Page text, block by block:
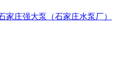
家庄强大泵（石家庄水泵厂）